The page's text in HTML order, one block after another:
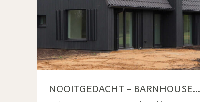
NOOITGEDACHT – BARNHOUSE...